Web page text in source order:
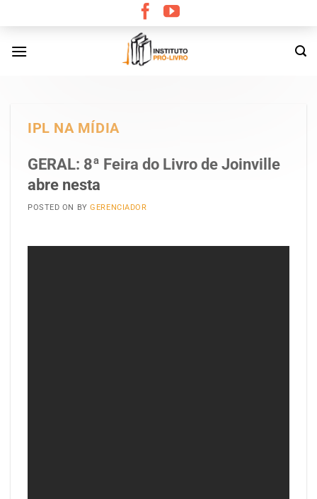
content
IPL NA MÍDIA
GERAL: 8ª Feira do Livro de Joinville
abre nesta
POSTED ON BYGERENCIADOR